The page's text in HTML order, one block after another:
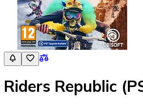
Riders Republic